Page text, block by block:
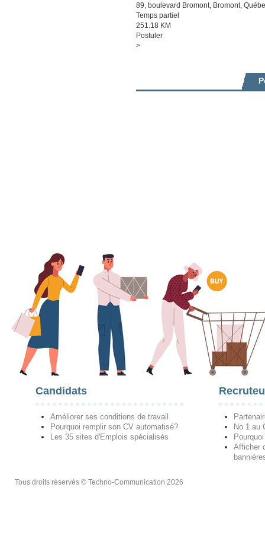
89, boulevard Bromont, Bromont,
Temps partiel
251.18 KM
Postuler
>
Candidats
Améliorer ses conditions de travail
Pourquoi remplir son CV automatisé?
Les 35 sites d'Emplois spécialisés
No 1 au
Afficher
Tous droits réservés © Techno-Communication 2026